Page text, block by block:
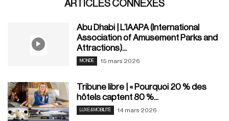
ARTICLES CONNEXES
Abu Dhabi | L’IAAPA (International
Association of Amusement Parks and
Attractions)...
MONDE 15 mars 2026
Tribune libre | « Pourquoi 20 % des
hôtels captent 80 %...
LUXE & MOBILITÉ 14 mars 2026